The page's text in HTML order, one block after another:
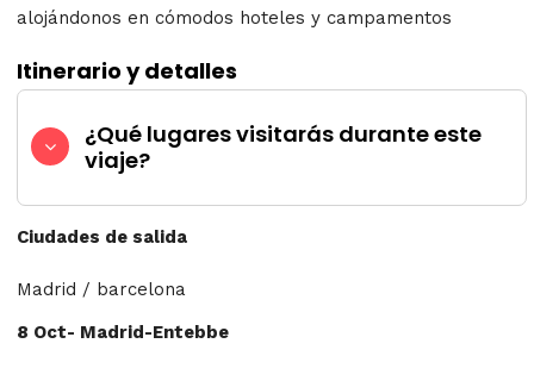
alojándonos en cómodos hoteles y campamentos
Itinerario y detalles
¿Qué lugares visitarás durante este
viaje?
Ciudades de salida
Madrid / barcelona
8 Oct- Madrid-Entebbe